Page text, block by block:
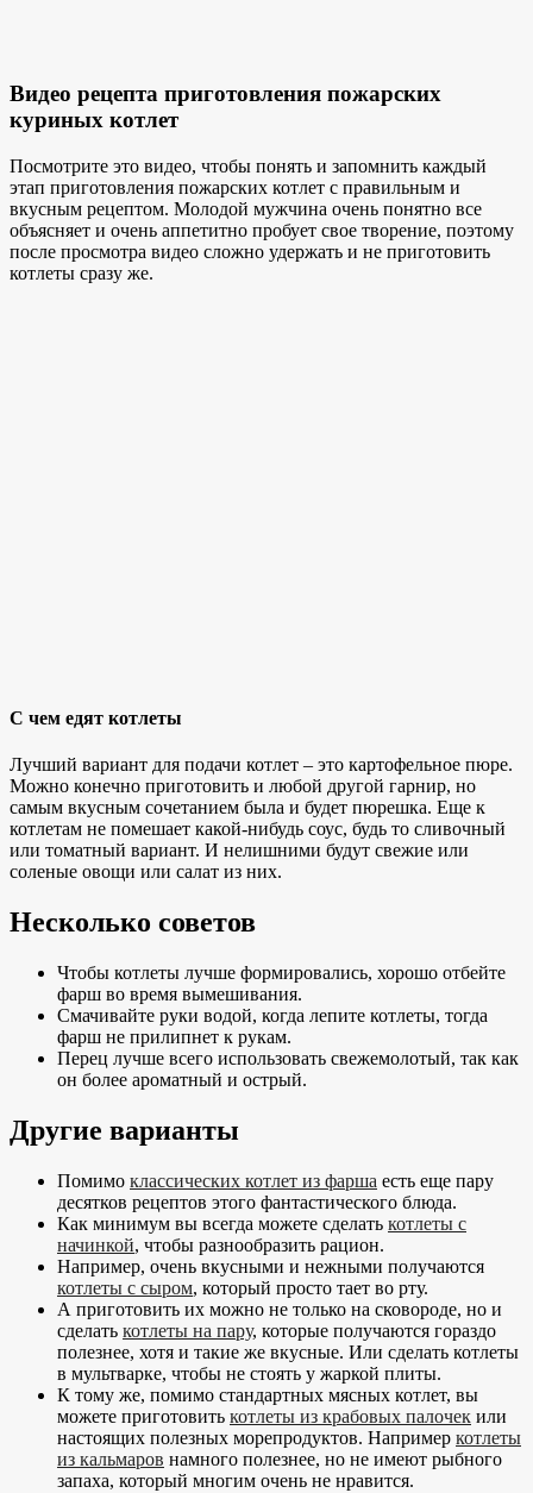
Видео рецепта приготовления пожарских
куриных котлет
Посмотрите это видео, чтобы понять и запомнить каждый
этап приготовления пожарских котлет с правильным и
вкусным рецептом. Молодой мужчина очень понятно все
объясняет и очень аппетитно пробует свое творение, поэтому
после просмотра видео сложно удержать и не приготовить
котлеты сразу же.
С чем едят котлеты
Лучший вариант для подачи котлет – это картофельное пюре.
Можно конечно приготовить и любой другой гарнир, но
самым вкусным сочетанием была и будет пюрешка. Еще к
котлетам не помешает какой-нибудь соус, будь то сливочный
или томатный вариант. И нелишними будут свежие или
соленые овощи или салат из них.
Несколько советов
Чтобы котлеты лучше формировались, хорошо отбейте
фарш во время вымешивания.
Смачивайте руки водой, когда лепите котлеты, тогда
фарш не прилипнет к рукам.
Перец лучше всего использовать свежемолотый, так как
он более ароматный и острый.
Другие варианты
Помимо классических котлет из фарша есть еще пару
десятков рецептов этого фантастического блюда.
Как минимум вы всегда можете сделать котлеты с
начинкой, чтобы разнообразить рацион.
Например, очень вкусными и нежными получаются
котлеты с сыром, который просто тает во рту.
А приготовить их можно не только на сковороде, но и
сделать котлеты на пару, которые получаются гораздо
полезнее, хотя и такие же вкусные. Или сделать котлеты
в мультварке, чтобы не стоять у жаркой плиты.
К тому же, помимо стандартных мясных котлет, вы
можете приготовить котлеты из крабовых палочек или
настоящих полезных морепродуктов. Например котлеты
из кальмаров намного полезнее, но не имеют рыбного
запаха, который многим очень не нравится.